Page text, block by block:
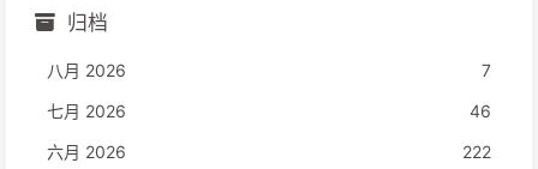
归档
八月 2026
7
七月 2026
46
六月 2026
222